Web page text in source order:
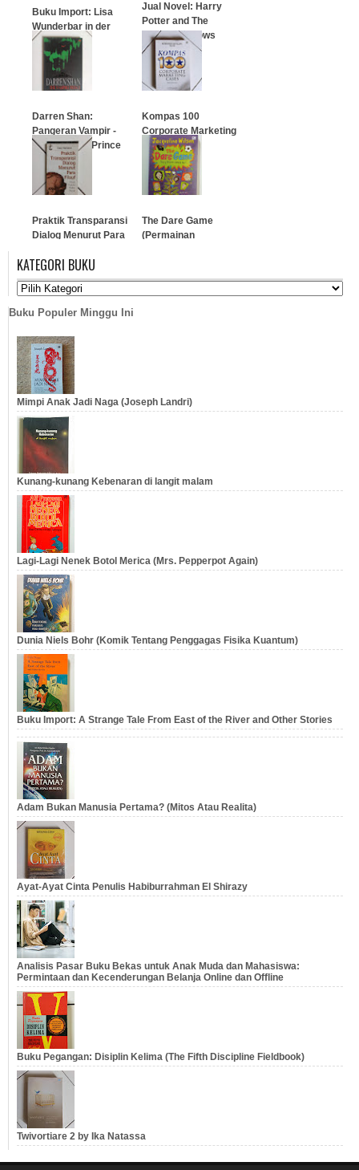
Buku Import: Lisa
Wunderbar in der
groben Stadt
Jual Novel: Harry
Potter and The
Deathly Hallows
(Hard Cover)
…
Darren Shan:
Pangeran Vampir -
The Vampire Prince
Kompas 100
Corporate Marketing
Cases
…
Praktik Transparansi
Dialog Menurut Para
…
The Dare Game
(Permainan
…
KATEGORI BUKU
Buku Populer Minggu Ini
Mimpi Anak Jadi Naga (Joseph Landri)
Kunang-kunang Kebenaran di langit malam
Lagi-Lagi Nenek Botol Merica (Mrs. Pepperpot Again)
Dunia Niels Bohr (Komik Tentang Penggagas Fisika Kuantum)
Buku Import: A Strange Tale From East of the River and Other Stories
Adam Bukan Manusia Pertama? (Mitos Atau Realita)
Ayat-Ayat Cinta Penulis Habiburrahman El Shirazy
Analisis Pasar Buku Bekas untuk Anak Muda dan Mahasiswa:
Permintaan dan Kecenderungan Belanja Online dan Offline
Buku Pegangan: Disiplin Kelima (The Fifth Discipline Fieldbook)
Twivortiare 2 by Ika Natassa